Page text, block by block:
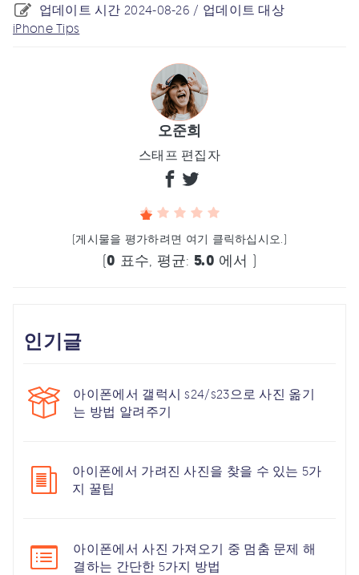
업데이트 시간 2024-08-26 / 업데이트 대상
iPhone Tips
오준희
스태프 편집자
(게시물을 평가하려면 여기 클릭하십시오.)
(0 표수, 평균: 5.0 에서 )
인기글
아이폰에서 갤럭시 s24/s23으로 사진 옮기
는 방법 알려주기
아이폰에서 가려진 사진을 찾을 수 있는 5가
지 꿀팁
아이폰에서 사진 가져오기 중 멈춤 문제 해
결하는 간단한 5가지 방법